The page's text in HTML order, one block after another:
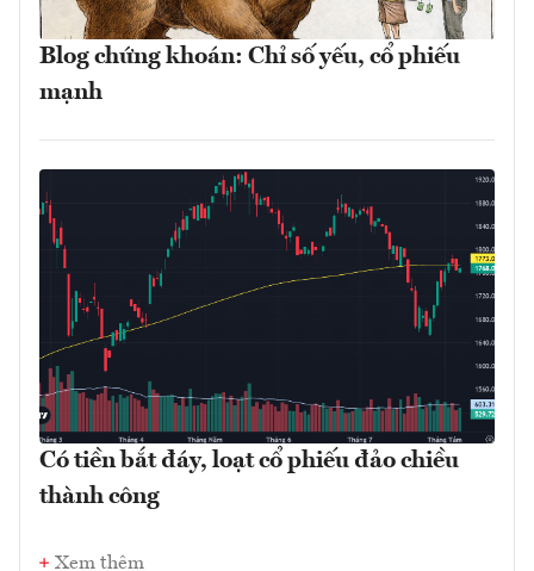
Blog chứng khoán: Chỉ số yếu, cổ phiếu
mạnh
Có tiền bắt đáy, loạt cổ phiếu đảo chiều
thành công
Xem thêm